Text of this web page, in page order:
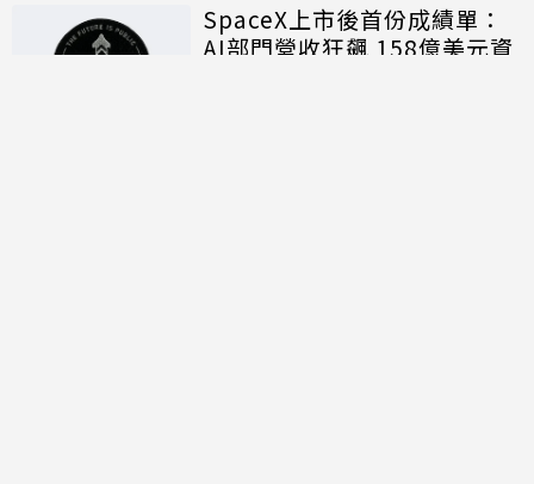
SpaceX上市後首份成績單：
AI部門營收狂飆 158億美元資